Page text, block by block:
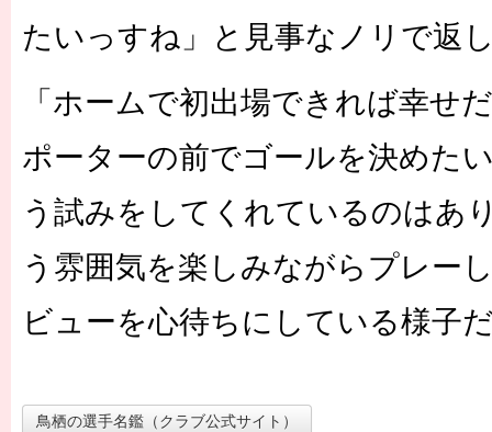
たいっすね」と見事なノリで返
「ホームで初出場できれば幸せ
ポーターの前でゴールを決めた
う試みをしてくれているのはあ
う雰囲気を楽しみながらプレー
ビューを心待ちにしている様子
鳥栖の選手名鑑（クラブ公式サイト）